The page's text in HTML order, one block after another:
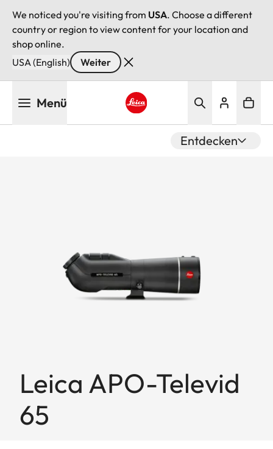
We noticed you're visiting from USA. Choose a different
country or region to view content for your location and
shop online.
USA (English)
Weiter
Menü
Entdecken
Leica APO-Televid
65